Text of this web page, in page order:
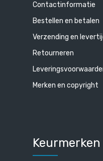
Keurmerken
Contactinformatie
Bestellen en betalen
Verzending en
Retourneren
Merken en copyright